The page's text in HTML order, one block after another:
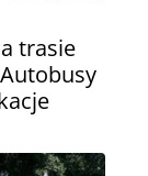
trasie